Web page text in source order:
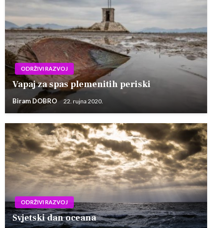
ODRŽIVI RAZVOJ
Vapaj za spas plemenitih periski
Biram DOBRO 22. rujna 2020.
ODRŽIVI RAZVOJ
Svjetski dan oceana